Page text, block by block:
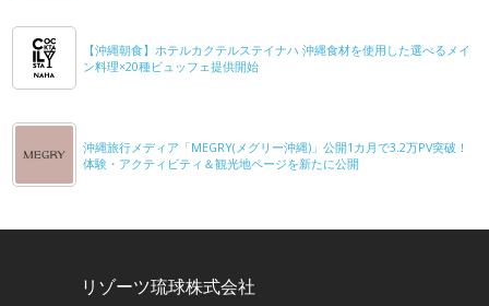
【沖縄朝食】ホテルカクテルステイナハ 沖縄食材を使用した選べるメイ
ン料理×20種ビュッフェ提供開始
沖縄旅行メディア「MEGRY(メグリー沖縄)」公開1カ月で3.2万PV突破！
体験・アクティビティ＆観光地ページを新たに公開
リゾーツ琉球株式会社